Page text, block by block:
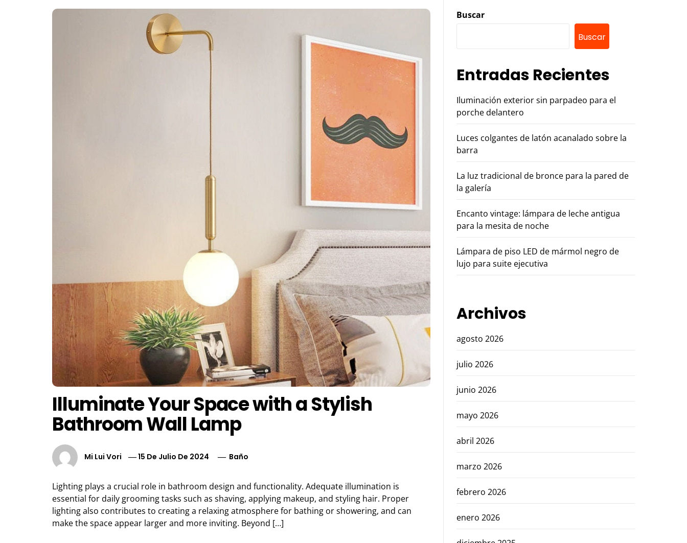
Illuminate Your Space with a Stylish
Bathroom Wall Lamp
Mi Lui Vori 15 De Julio De 2024 Baño
Lighting plays a crucial role in bathroom design and functionality. Adequate illumination is
essential for daily grooming tasks such as shaving, applying makeup, and styling hair. Proper
lighting also contributes to creating a relaxing atmosphere for bathing or showering, and can
make the space appear larger and more inviting. Beyond […]
Buscar
Buscar
Entradas Recientes
Iluminación exterior sin parpadeo para el
porche delantero
Luces colgantes de latón acanalado sobre la
barra
La luz tradicional de bronce para la pared de
la galería
Encanto vintage: lámpara de leche antigua
para la mesita de noche
Lámpara de piso LED de mármol negro de
lujo para suite ejecutiva
Archivos
agosto 2026
julio 2026
junio 2026
mayo 2026
abril 2026
marzo 2026
febrero 2026
enero 2026